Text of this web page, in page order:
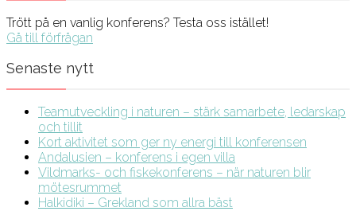
Trött på en vanlig konferens? Testa oss istället!
Gå till förfrågan
Senaste nytt
Teamutveckling i naturen – stärk samarbete, ledarskap
och tillit
Kort aktivitet som ger ny energi till konferensen
Andalusien – konferens i egen villa
Vildmarks- och fiskekonferens – när naturen blir
mötesrummet
Halkidiki – Grekland som allra bäst